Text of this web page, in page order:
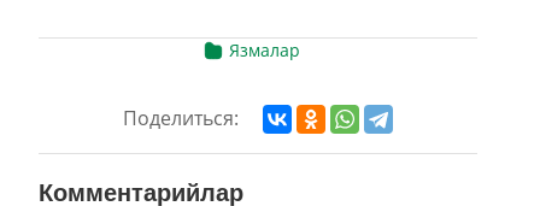
Язмалар
Поделиться:
Комментарийлар